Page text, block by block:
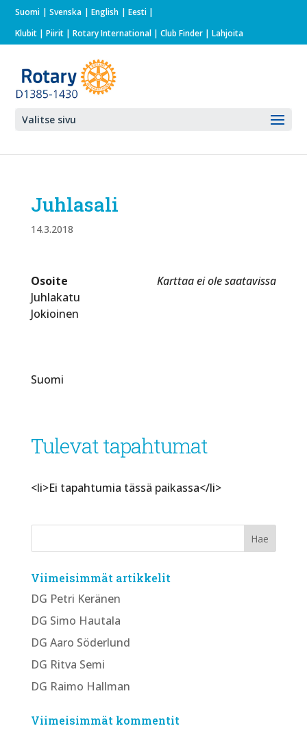
Suomi Svenska English
Eesti
Klubit |Piirit |Rotary International | Club Finder | Lahjoita
Valitse sivu
Juhlasali
14.3.2018
Karttaa ei ole saatavissa
Osoite
Juhlakatu
Jokioinen
Suomi
Tulevat tapahtumat
<li>Ei tapahtumia tässä paikassa</li>
Viimeisimmät artikkelit
DG Petri Keränen
DG Simo Hautala
DG Aaro Söderlund
DG Ritva Semi
DG Raimo Hallman
Viimeisimmät kommentit